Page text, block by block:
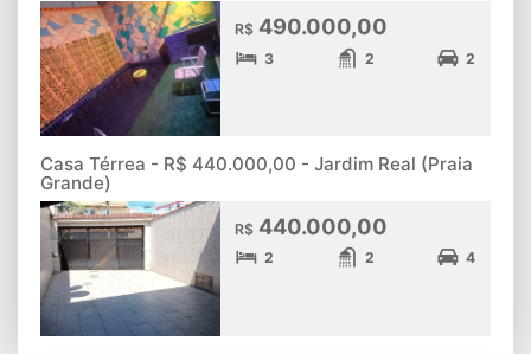
R$ 490.000,00
3 2 2
Casa Térrea - R$ 440.000,00 - Jardim Real (Praia
Grande)
R$ 440.000,00
2 2 4